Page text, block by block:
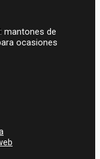
mantones de
ocasiones